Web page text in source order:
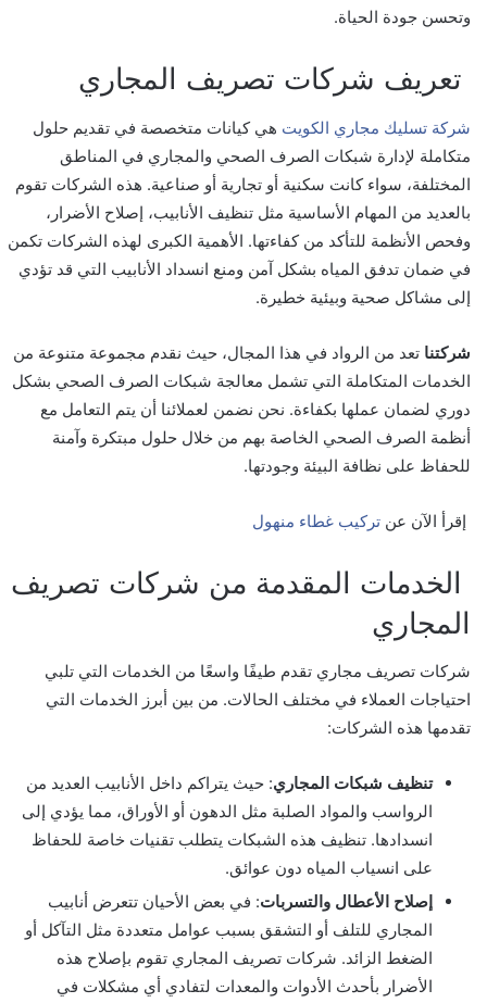
وتحسن جودة الحياة.
تعريف شركات تصريف المجاري
شركة تسليك مجاري الكويت هي كيانات متخصصة في تقديم حلول
متكاملة لإدارة شبكات الصرف الصحي والمجاري في المناطق
المختلفة، سواء كانت سكنية أو تجارية أو صناعية. هذه الشركات تقوم
بالعديد من المهام الأساسية مثل تنظيف الأنابيب، إصلاح الأضرار،
وفحص الأنظمة للتأكد من كفاءتها. الأهمية الكبرى لهذه الشركات تكمن
في ضمان تدفق المياه بشكل آمن ومنع انسداد الأنابيب التي قد تؤدي
إلى مشاكل صحية وبيئية خطيرة.
شركتنا تعد من الرواد في هذا المجال، حيث نقدم مجموعة متنوعة من
الخدمات المتكاملة التي تشمل معالجة شبكات الصرف الصحي بشكل
دوري لضمان عملها بكفاءة. نحن نضمن لعملائنا أن يتم التعامل مع
أنظمة الصرف الصحي الخاصة بهم من خلال حلول مبتكرة وآمنة
للحفاظ على نظافة البيئة وجودتها.
إقرأ الآن عن تركيب غطاء منهول
الخدمات المقدمة من شركات تصريف
المجاري
شركات تصريف مجاري تقدم طيفًا واسعًا من الخدمات التي تلبي
احتياجات العملاء في مختلف الحالات. من بين أبرز الخدمات التي
تقدمها هذه الشركات:
تنظيف شبكات المجاري: حيث يتراكم داخل الأنابيب العديد من
الرواسب والمواد الصلبة مثل الدهون أو الأوراق، مما يؤدي إلى
انسدادها. تنظيف هذه الشبكات يتطلب تقنيات خاصة للحفاظ
على انسياب المياه دون عوائق.
إصلاح الأعطال والتسربات: في بعض الأحيان تتعرض أنابيب
المجاري للتلف أو التشقق بسبب عوامل متعددة مثل التآكل أو
الضغط الزائد. شركات تصريف المجاري تقوم بإصلاح هذه
الأضرار بأحدث الأدوات والمعدات لتفادي أي مشكلات في